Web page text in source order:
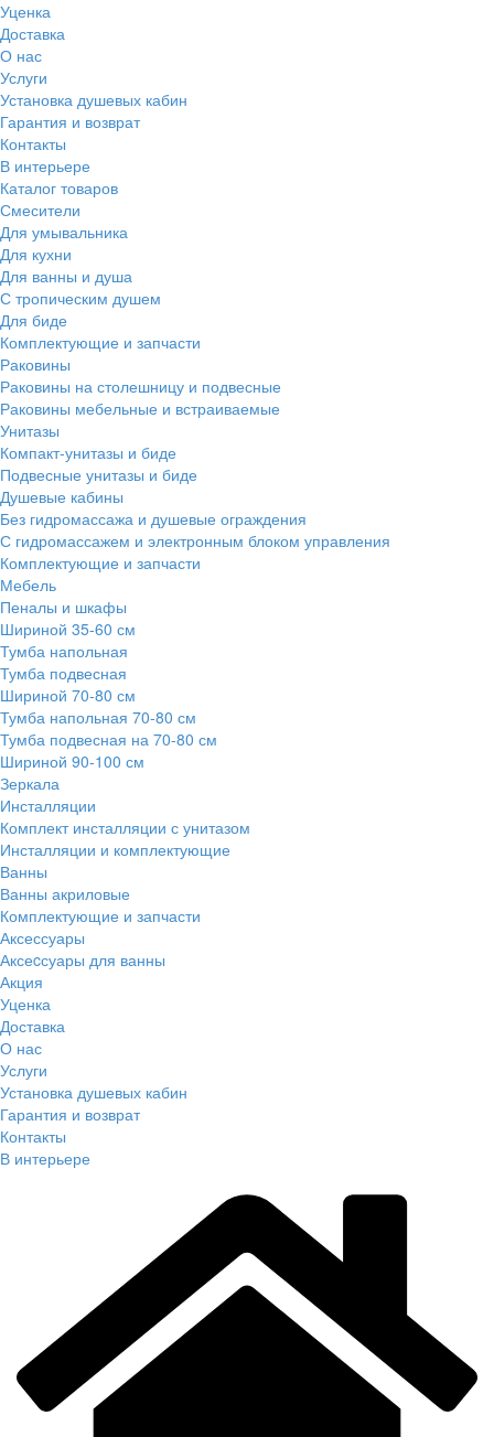
Уценка
Доставка
О нас
Услуги
Установка душевых кабин
Гарантия и возврат
Контакты
В интерьере
Каталог товаров
Смесители
Для умывальника
Для кухни
Для ванны и душа
С тропическим душем
Для биде
Комплектующие и запчасти
Раковины
Раковины на столешницу и подвесные
Раковины мебельные и встраиваемые
Унитазы
Компакт-унитазы и биде
Подвесные унитазы и биде
Душевые кабины
Без гидромассажа и душевые ограждения
С гидромассажем и электронным блоком управления
Комплектующие и запчасти
Мебель
Пеналы и шкафы
Шириной 35-60 см
Тумба напольная
Тумба подвесная
Шириной 70-80 см
Тумба напольная 70-80 см
Тумба подвесная на 70-80 см
Шириной 90-100 см
Зеркала
Инсталляции
Комплект инсталляции с унитазом
Инсталляции и комплектующие
Ванны
Ванны акриловые
Комплектующие и запчасти
Аксессуары
Аксеcсуары для ванны
Акция
Уценка
Доставка
О нас
Услуги
Установка душевых кабин
Гарантия и возврат
Контакты
В интерьере